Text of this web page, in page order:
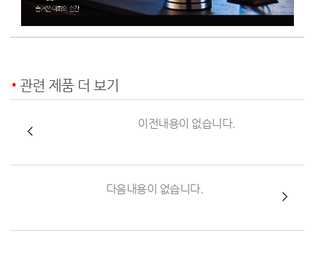
관련 제품 더 보기
이전내용이 없습니다.
다음내용이 없습니다.